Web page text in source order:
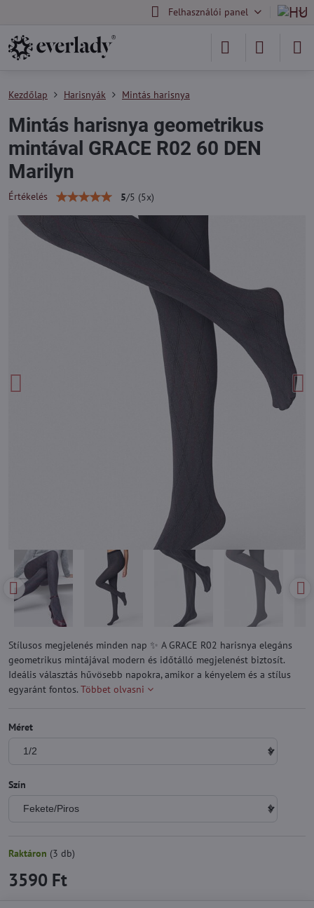
Felhasználói panel
Kezdőlap Harisnyák Mintás harisnya
Mintás harisnya geometrikus
mintával GRACE R02 60 DEN
Marilyn
Értékelés 5/5 (5x)
Stílusos megjelenés minden nap ✨ A GRACE R02 harisnya elegáns
geometrikus mintájával modern és időtálló megjelenést biztosít.
Ideális választás hűvösebb napokra, amikor a kényelem és a stílus
egyaránt fontos. Többet olvasni
Méret
Szín
Raktáron (3 db)
3590 Ft